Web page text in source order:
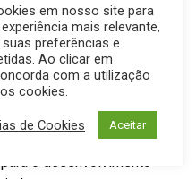
que reúne
e se consolidou como
comércio popular e do
Grande.
as feiras livres também
valorizar a
o desenvolvimento
em nosso site para
mais relevante,
preferências e
Ao clicar em
com a utilização
cookies.
de Cookies Aceitar